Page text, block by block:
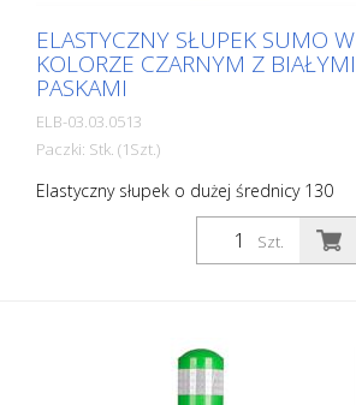
ELASTYCZNY SŁUPEK SUMO W
KOLORZE CZARNYM Z BIAŁYMI
PASKAMI
ELB-03.03.0513
Paczki: Stk. (1Szt.)
Elastyczny słupek o dużej średnicy 130
mm do najróżniejszych zastosowań Z
białymi foliami odblaskowymi i kulkami
szklanymi. Kolor: Czarny Materiał:
elastycznych słupków z tworzywa
sztucznego: - Elastyczne, a zatem
Szt.